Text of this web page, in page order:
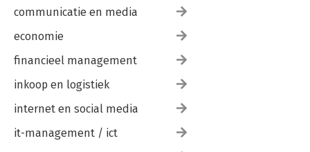
communicatie en media
economie
financieel management
inkoop en logistiek
internet en social media
it-management / ict